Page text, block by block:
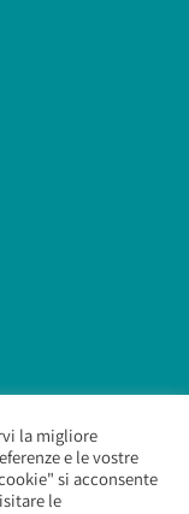
la migliore
e le vostre
si acconsente
le